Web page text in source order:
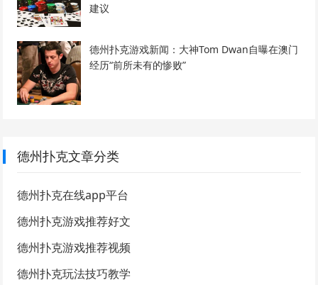
建议
德州扑克游戏新闻：大神Tom Dwan自曝在澳门
经历“前所未有的惨败”
德州扑克文章分类
德州扑克在线app平台
德州扑克游戏推荐好文
德州扑克游戏推荐视频
德州扑克玩法技巧教学